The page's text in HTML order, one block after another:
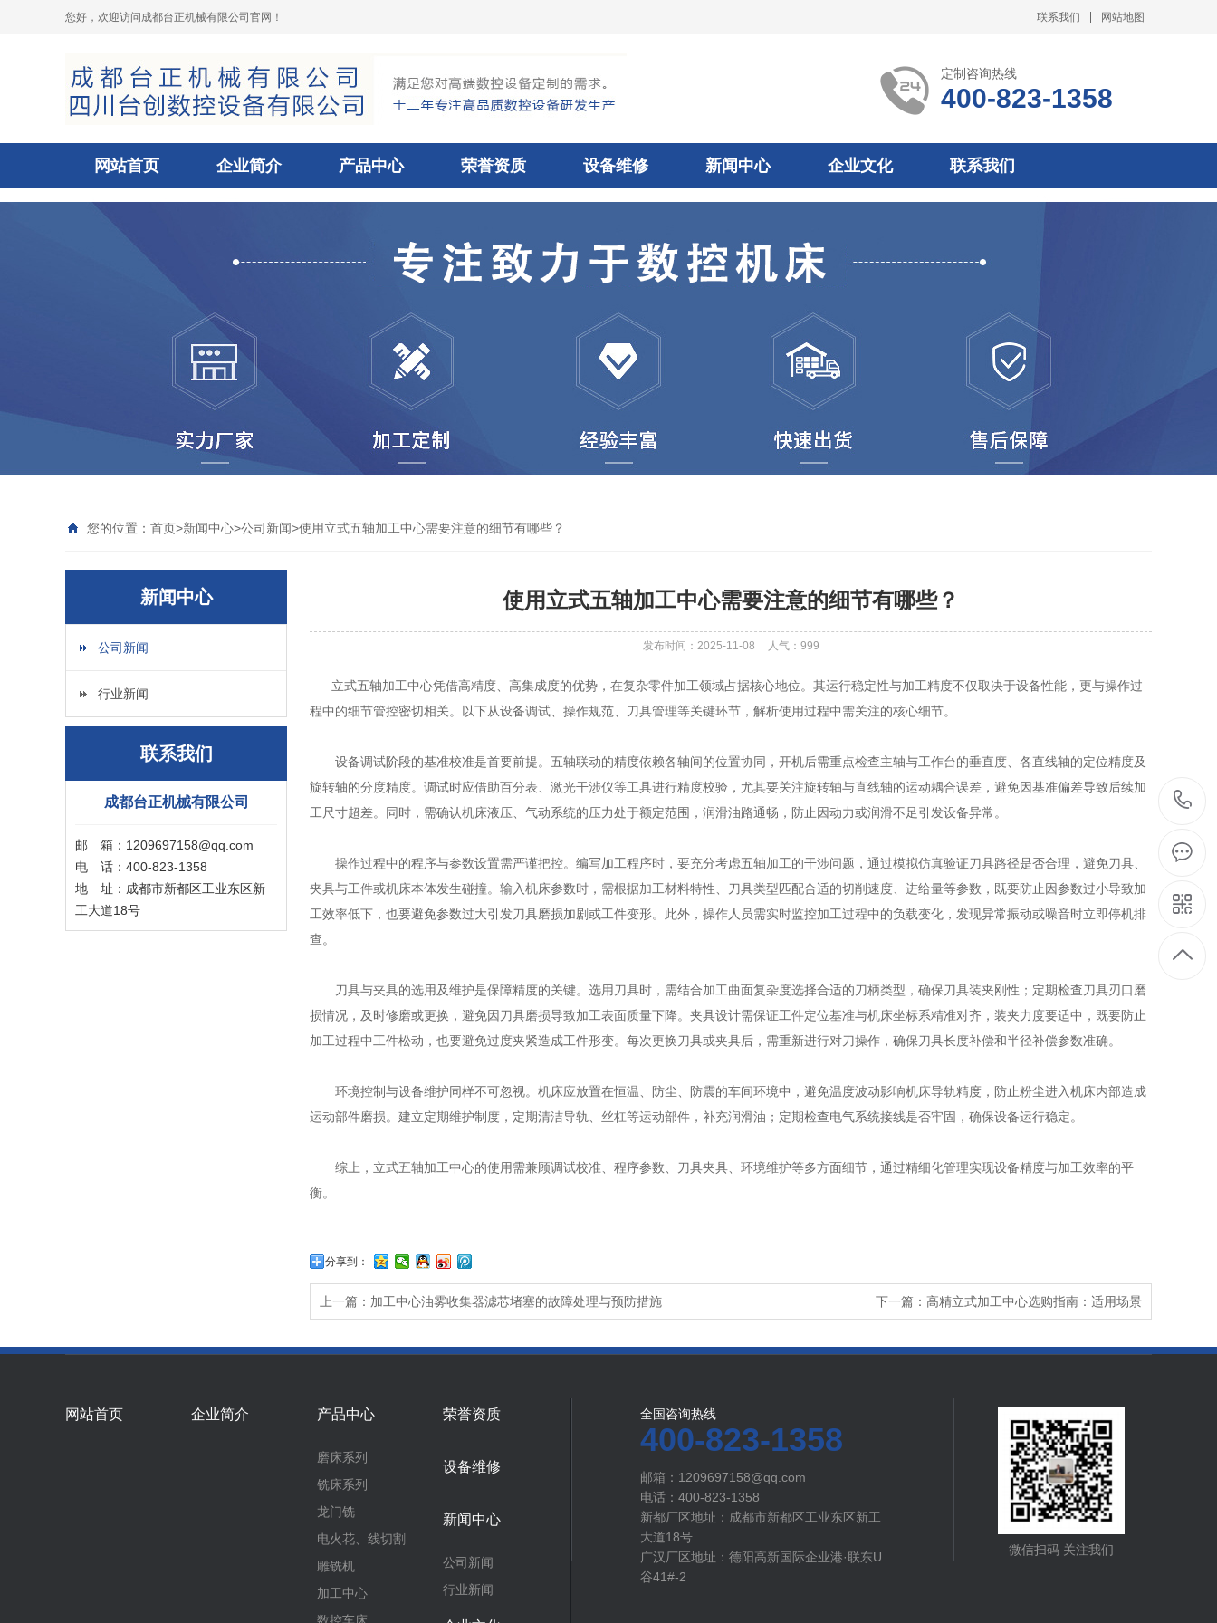
您好，欢迎访问成都台正机械有限公司官网！ 联系我们 网站地图
定制咨询热线
400-823-1358
网站首页 企业简介 产品中心 荣誉资质 设备维修 新闻中心 企业文化 联系我们
您的位置： 首页>新闻中心>公司新闻>使用立式五轴加工中心需要注意的细节有哪些？
新闻中心
公司新闻
行业新闻
联系我们
成都台正机械有限公司
邮 箱：1209697158@qq.com
电 话：400-823-1358
地 址：成都市新都区工业东区新
工大道18号
使用立式五轴加工中心需要注意的细节有哪些？
发布时间：2025-11-08 人气： 999
立式五轴加工中心凭借高精度、高集成度的优势，在复杂零件加工领域占据核心地位。其运行稳定性与加工精度不仅取决于设备性能，更与操作过
程中的细节管控密切相关。以下从设备调试、操作规范、刀具管理等关键环节，解析使用过程中需关注的核心细节。
设备调试阶段的基准校准是首要前提。五轴联动的精度依赖各轴间的位置协同，开机后需重点检查主轴与工作台的垂直度、各直线轴的定位精度及
旋转轴的分度精度。调试时应借助百分表、激光干涉仪等工具进行精度校验，尤其要关注旋转轴与直线轴的运动耦合误差，避免因基准偏差导致后续加
工尺寸超差。同时，需确认机床液压、气动系统的压力处于额定范围，润滑油路通畅，防止因动力或润滑不足引发设备异常。
操作过程中的程序与参数设置需严谨把控。编写加工程序时，要充分考虑五轴加工的干涉问题，通过模拟仿真验证刀具路径是否合理，避免刀具、
夹具与工件或机床本体发生碰撞。输入机床参数时，需根据加工材料特性、刀具类型匹配合适的切削速度、进给量等参数，既要防止因参数过小导致加
工效率低下，也要避免参数过大引发刀具磨损加剧或工件变形。此外，操作人员需实时监控加工过程中的负载变化，发现异常振动或噪音时立即停机排
查。
刀具与夹具的选用及维护是保障精度的关键。选用刀具时，需结合加工曲面复杂度选择合适的刀柄类型，确保刀具装夹刚性；定期检查刀具刃口磨
损情况，及时修磨或更换，避免因刀具磨损导致加工表面质量下降。夹具设计需保证工件定位基准与机床坐标系精准对齐，装夹力度要适中，既要防止
加工过程中工件松动，也要避免过度夹紧造成工件形变。每次更换刀具或夹具后，需重新进行对刀操作，确保刀具长度补偿和半径补偿参数准确。
环境控制与设备维护同样不可忽视。机床应放置在恒温、防尘、防震的车间环境中，避免温度波动影响机床导轨精度，防止粉尘进入机床内部造成
运动部件磨损。建立定期维护制度，定期清洁导轨、丝杠等运动部件，补充润滑油；定期检查电气系统接线是否牢固，确保设备运行稳定。
综上，立式五轴加工中心的使用需兼顾调试校准、程序参数、刀具夹具、环境维护等多方面细节，通过精细化管理实现设备精度与加工效率的平
衡。
分享到：
上一篇：加工中心油雾收集器滤芯堵塞的故障处理与预防措施 下一篇：高精立式加工中心选购指南：适用场景
网站首页 企业简介 产品中心
磨床系列
铣床系列
龙门铣
电火花、线切割
雕铣机
加工中心
荣誉资质
设备维修
新闻中心
公司新闻
行业新闻
全国咨询热线
400-823-1358
邮箱：1209697158@qq.com
电话：400-823-1358
新都厂区地址：成都市新都区工业东区新工
大道18号
广汉厂区地址：德阳高新国际企业港·联东U
谷41#-2
微信扫码 关注我们